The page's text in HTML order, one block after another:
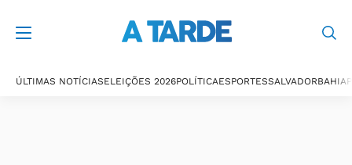
ÚLTIMAS NOTÍCIASELEIÇÕES 2026POLÍTICAESPORTESSALVADORBAHIA